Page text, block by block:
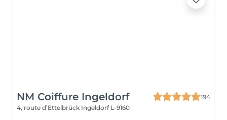
NM Coiffure Ingeldorf
194
4, route d’Ettelbrück Ingeldorf L-9160